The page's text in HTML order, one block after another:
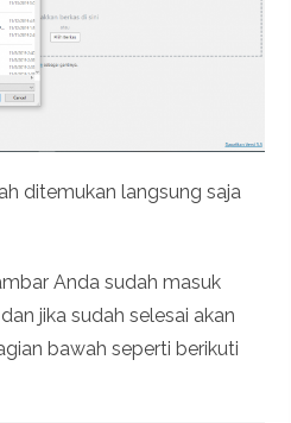
ditemukan langsung saja
Anda sudah masuk
jika sudah selesai akan
bawah seperti berikuti